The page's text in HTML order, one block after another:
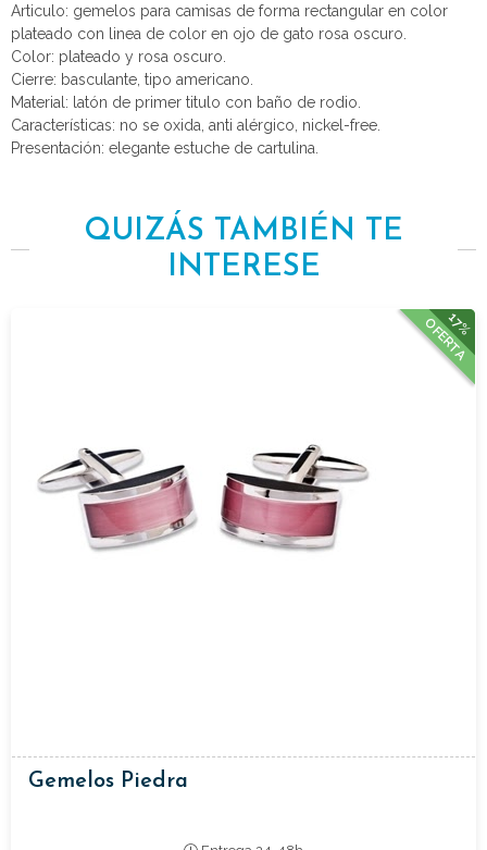
Articulo: gemelos para camisas de forma rectangular en color
plateado con linea de color en ojo de gato rosa oscuro.
Color: plateado y rosa oscuro.
Cierre: basculante, tipo americano.
Material: latón de primer titulo con baño de rodio.
Características: no se oxida, anti alérgico, nickel-free.
Presentación: elegante estuche de cartulina.
QUIZÁS TAMBIÉN TE
INTERESE
17%
OFERTA
Gemelos Piedra